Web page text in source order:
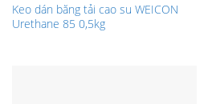
Keo dán băng tải cao su WEICON
Urethane 85 0,5kg